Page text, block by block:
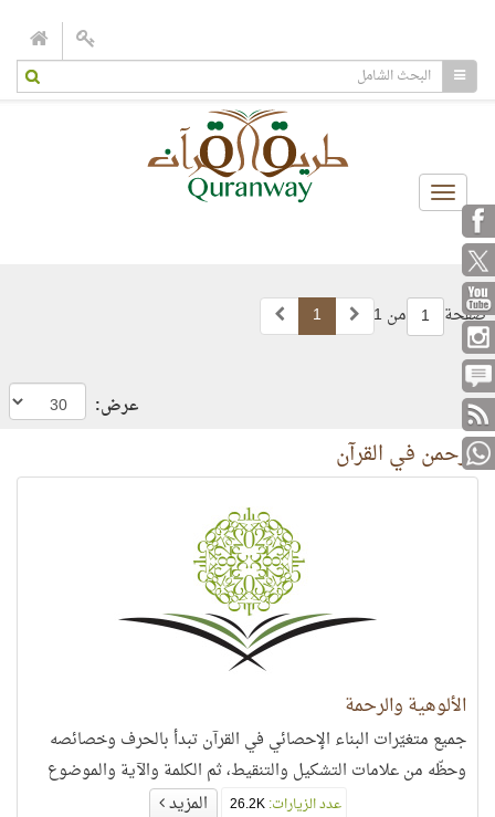
Toggle
navigation
صفحة 1 من 1 1
عرض:
الرحمن في القرآن
الألوهية والرحمة
جميع متغيّرات البناء الإحصائي في القرآن تبدأ بالحرف وخصائصه
وحظّه من علامات التشكيل والتنقيط، ثم الكلمة والآية والموضوع
عدد الزيارات:26.2K المزيد